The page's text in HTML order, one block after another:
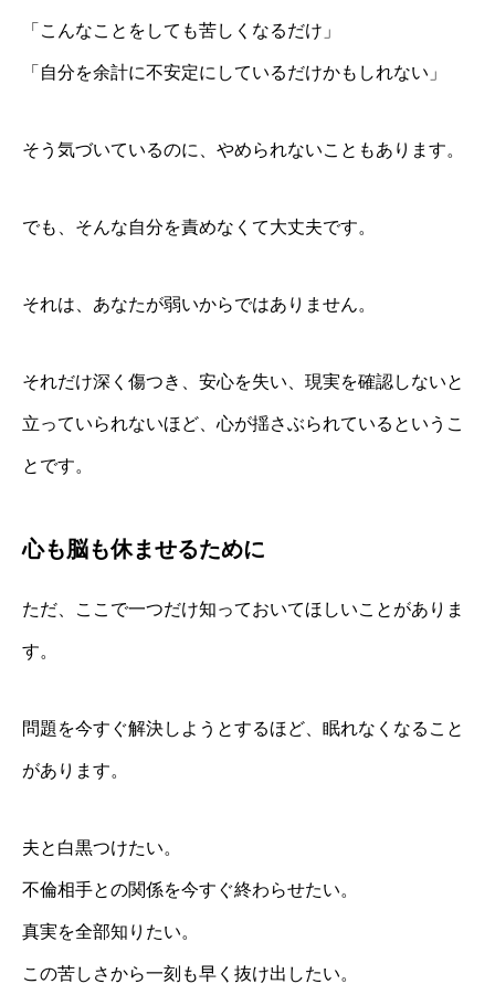
「こんなことをしても苦しくなるだけ」
「自分を余計に不安定にしているだけかもしれない」
そう気づいているのに、やめられないこともあります。
でも、そんな自分を責めなくて大丈夫です。
それは、あなたが弱いからではありません。
それだけ深く傷つき、安心を失い、現実を確認しないと
立っていられないほど、心が揺さぶられているというこ
とです。
心も脳も休ませるために
ただ、ここで一つだけ知っておいてほしいことがありま
す。
問題を今すぐ解決しようとするほど、眠れなくなること
があります。
夫と白黒つけたい。
不倫相手との関係を今すぐ終わらせたい。
真実を全部知りたい。
この苦しさから一刻も早く抜け出したい。